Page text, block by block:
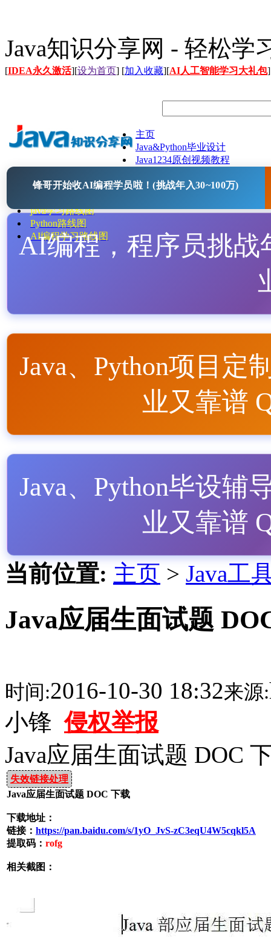
Java知识分享网 - 轻松学
[IDEA永久激活][设为首页] [加入收藏][AI人工智能学习大礼包]
主页
Java&Python毕业设计
Java1234原创视频教程
Java开源项目
java学习路线图
Python路线图
AI编程学习路线图
锋哥开始收AI编程学员啦！(挑战年入30~100万)
AI编程，程序员挑战
Java、Python项目定
业又靠谱
Java、Python毕设辅
业又靠谱
当前位置: 主页 > Java工
Java应届生面试题
时间:2016-10-30 18:32来源:
小锋侵权举报
Java应届生面试题 DOC
失效链接处理
Java应届生面试题 DOC 下载
下载地址：
链接： https://pan.baidu.com/s/1yO_JvS-zC3eqU4W5cqkl5A
提取码： rofg
相关截图：